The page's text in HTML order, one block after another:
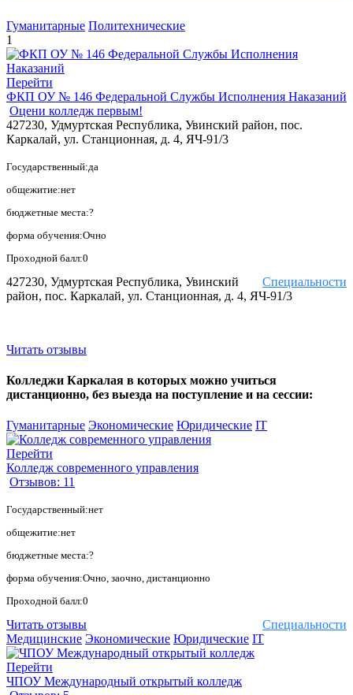
Гуманитарные Политехнические
1
Перейти
ФКП ОУ № 146 Федеральной Службы Исполнения Наказаний
Оцени колледж первым!
427230, Удмуртская Республика, Увинский район, пос.
Каркалай, ул. Станционная, д. 4, ЯЧ-91/3
Государственный:да
общежитие:нет
бюджетные места:?
форма обучения:Очно
Проходной балл:0
Специальности
427230, Удмуртская Республика, Увинский
район, пос. Каркалай, ул. Станционная, д. 4, ЯЧ-91/3
Читать отзывы
Колледжи Каркалая в которых можно учиться
дистанционно, без выезда на поступление и на сессии:
Гуманитарные Экономические Юридические IT
Перейти
Колледж современного управления
Отзывов: 11
Государственный:нет
общежитие:нет
бюджетные места:?
форма обучения:Очно, заочно, дистанционно
Проходной балл:0
Специальности
Читать отзывы
Медицинские Экономические Юридические IT
Перейти
ЧПОУ Международный открытый колледж